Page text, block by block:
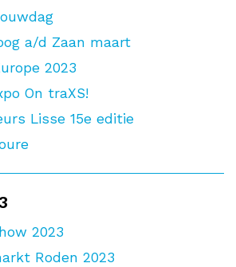
a/d Zaan maart
2023
On traXS!
Lisse 15e editie
2023
Roden 2023